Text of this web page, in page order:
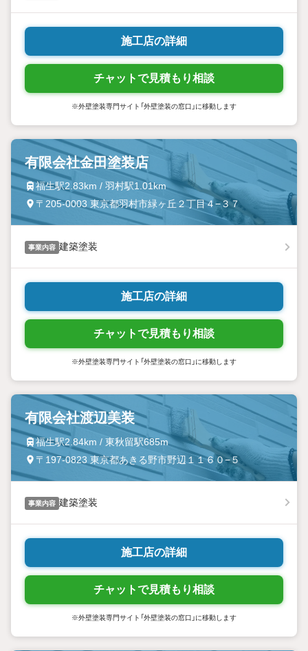
施工店の詳細
チャットで見積もり相談
※外壁塗装専門サイト「外壁塗装の窓口」に移動します
有限会社金田塗装店
福生駅2.83km / 羽村駅1.01km
〒205-0003 東京都羽村市緑ヶ丘２丁目４−３７
事業内容 建築塗装
施工店の詳細
チャットで見積もり相談
※外壁塗装専門サイト「外壁塗装の窓口」に移動します
有限会社渡辺美装
福生駅2.84km / 東秋留駅685m
〒197-0823 東京都あきる野市野辺１１６０−５
事業内容 建築塗装
施工店の詳細
チャットで見積もり相談
※外壁塗装専門サイト「外壁塗装の窓口」に移動します